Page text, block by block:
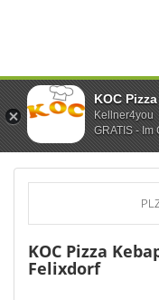
KOC Pizza
Felixdorf
KOC
Kellner4you
GRATIS - Im